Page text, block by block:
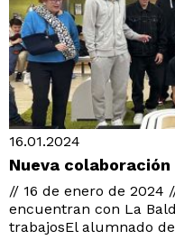
16.01.2024
Nueva colaboración
// 16 de enero de 2024
encuentran con La
trabajosEl alumnado